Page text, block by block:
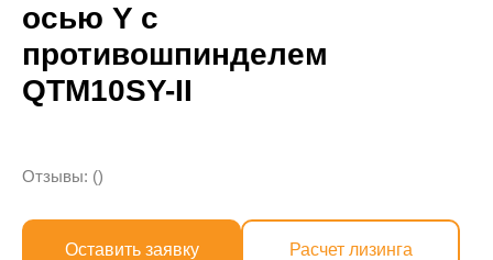
осью Y с
противошпинделем
QTM10SY-II
Отзывы: ()
Оставить заявку Расчет лизинга